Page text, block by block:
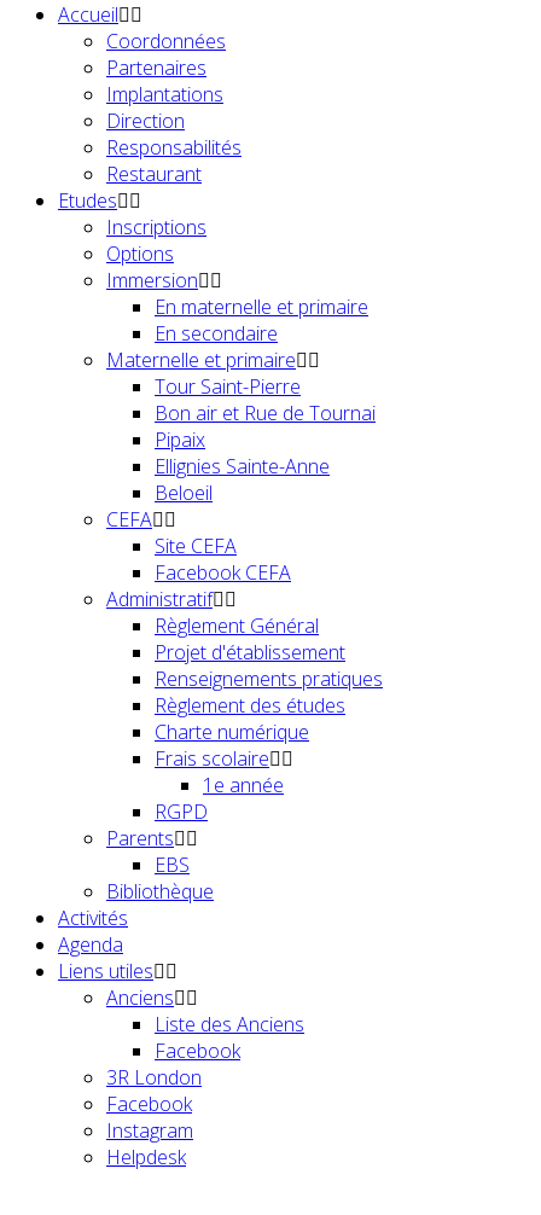
Accueil
Coordonnées
Partenaires
Implantations
Direction
Responsabilités
Restaurant
Etudes
Inscriptions
Options
Immersion
En maternelle et primaire
En secondaire
Maternelle et primaire
Tour Saint-Pierre
Bon air et Rue de Tournai
Pipaix
Ellignies Sainte-Anne
Beloeil
CEFA
Site CEFA
Facebook CEFA
Administratif
Règlement Général
Projet d'établissement
Renseignements pratiques
Règlement des études
Charte numérique
Frais scolaire
1e année
RGPD
Parents
EBS
Bibliothèque
Activités
Agenda
Liens utiles
Anciens
Liste des Anciens
Facebook
3R London
Facebook
Instagram
Helpdesk